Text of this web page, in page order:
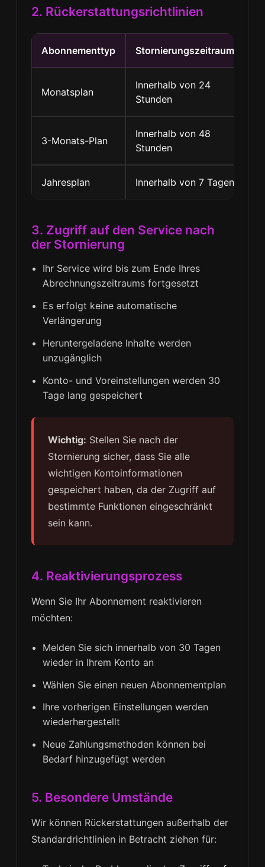
2. Rückerstattungsrichtlinien
Abonnementtyp Stornierungszeitraum
Monatsplan
Innerhalb von 24
Stunden
3-Monats-Plan
Innerhalb von 48
Stunden
Jahresplan Innerhalb von 7 Tagen
3. Zugriff auf den Service nach
der Stornierung
Ihr Service wird bis zum Ende Ihres
Abrechnungszeitraums fortgesetzt
Es erfolgt keine automatische
Verlängerung
Heruntergeladene Inhalte werden
unzugänglich
Konto- und Voreinstellungen werden 30
Tage lang gespeichert
Wichtig: Stellen Sie nach der
Stornierung sicher, dass Sie alle
wichtigen Kontoinformationen
gespeichert haben, da der Zugriff auf
bestimmte Funktionen eingeschränkt
sein kann.
4. Reaktivierungsprozess
Wenn Sie Ihr Abonnement reaktivieren
möchten:
Melden Sie sich innerhalb von 30 Tagen
wieder in Ihrem Konto an
Wählen Sie einen neuen Abonnementplan
Ihre vorherigen Einstellungen werden
wiederhergestellt
Neue Zahlungsmethoden können bei
Bedarf hinzugefügt werden
5. Besondere Umstände
Wir können Rückerstattungen außerhalb der
Standardrichtlinien in Betracht ziehen für: